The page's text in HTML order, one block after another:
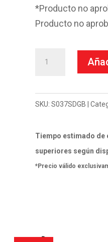
*Producto no
Producto no
On
Gun
black
Suzuki
cantidad
SKU:S037SDGB
Tiempo estimado de
superiores según
*Precio válido